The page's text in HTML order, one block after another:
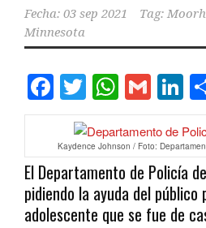
Fecha: 03 sep 2021 Tag:
Minnesota
Facebook
Twitter
Kaydence Johnson / Foto:
El Departamento de Policía
pidiendo la ayuda del
adolescente que se fue de